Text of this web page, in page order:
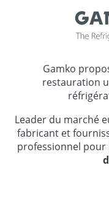
Gamko
restauration
Leader du marché
fabricant et
professionnel pour